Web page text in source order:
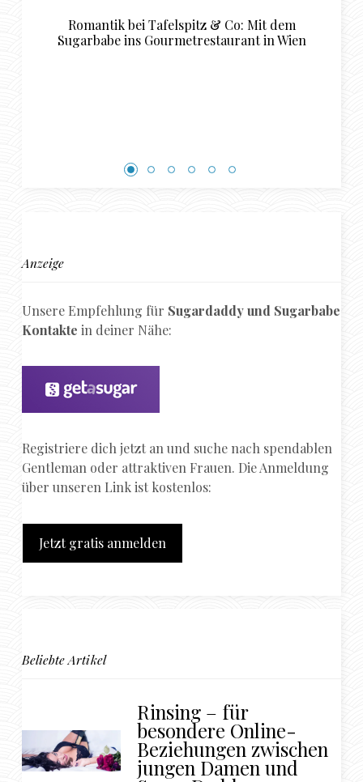
in Wien
Stilvolle Luxus-Hotels für den
Sugardaddy in Basel
Anzeige
Unsere Empfehlung für Sugardaddy und Sugarbabe
Kontakte in deiner Nähe:
Registriere dich jetzt an und suche nach spendablen
Gentleman oder attraktiven Frauen. Die Anmeldung
über unseren Link ist kostenlos:
Jetzt gratis anmelden
Beliebte Artikel
Rinsing – für
besondere Online-
Beziehungen zwischen
jungen Damen und